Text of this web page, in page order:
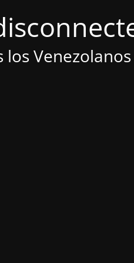
los Venezolanos